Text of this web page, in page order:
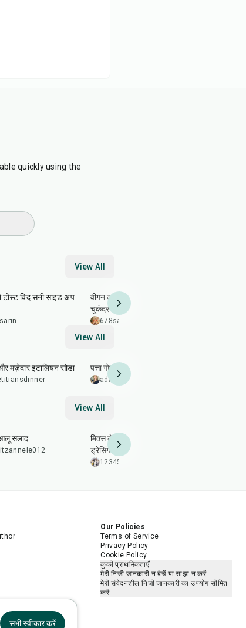
quickly using the
View All
टोस्ट विद सनी साइड अप
वीगन काजू चीज़ बॉल्स और केल-
चुकंदर सलाद
678sarin
View All
मज़ेदार इटालियन सोडा पत्ता गोभी और हैम की सब्ज़ी
adietitiansdinner
View All
सलाद
मिक्स लेट्यूस सलाद विद सिट्रस
ड्रेसिंग
1234567ompa
Our Policies
Terms of Service
Privacy Policy
Cookie Policy
कुकी प्राथमिकताएँ
मेरी निजी जानकारी न बेचें या साझा न करें
मेरी संवेदनशील निजी जानकारी का उपयोग सीमित
करें
सभी स्वीकार करें